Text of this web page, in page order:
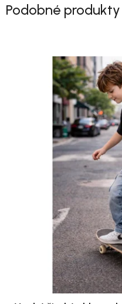
Podobné produkty